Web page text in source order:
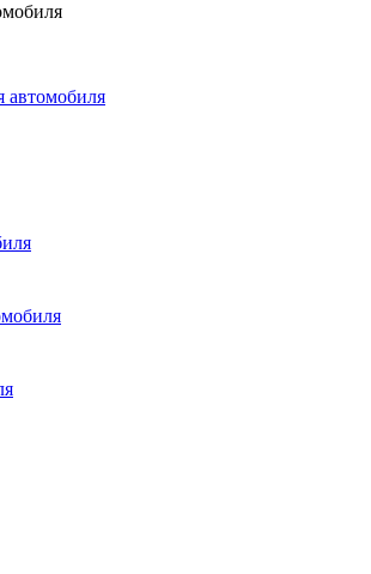
автомобиля